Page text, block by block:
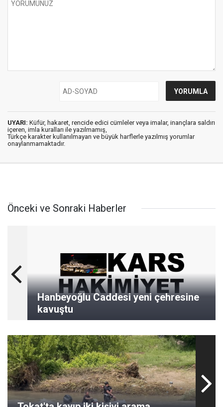
UYARI: Küfür, hakaret, rencide edici cümleler veya imalar, inançlara saldırı
içeren, imla kuralları ile yazılmamış,
Türkçe karakter kullanılmayan ve büyük harflerle yazılmış yorumlar
onaylanmamaktadır.
Önceki ve Sonraki Haberler
Hanbeyoğlu Caddesi yeni çehresine
kavuştu